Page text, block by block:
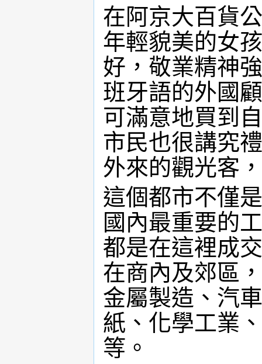
在阿京大百貨
年輕貌美的女
好，敬業精神
班牙語的外國
可滿意地買到
市民也很講究
外來的觀光客
這個都市不僅
國內最重要的
都是在這裡成
在商內及郊區
金屬製造、汽
紙、化學工業
等。